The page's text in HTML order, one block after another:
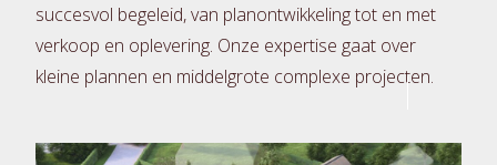
succesvol begeleid, van planontwikkeling tot en met
verkoop en oplevering. Onze expertise gaat over
kleine plannen en middelgrote complexe projecten.